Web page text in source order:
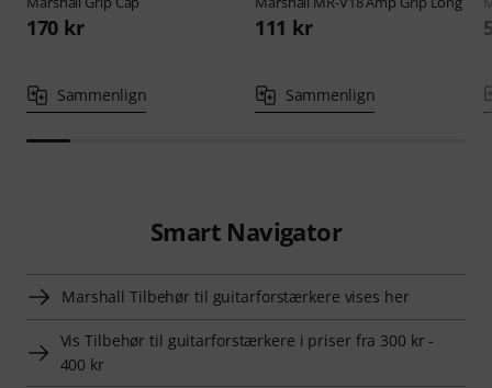
170 kr
Sammenlign
111 kr
Sammenlign
Smart Navigator
Marshall Tilbehør til guitarforstærkere vises her
Vis Tilbehør til guitarforstærkere i priser fra 300 kr -
400 kr